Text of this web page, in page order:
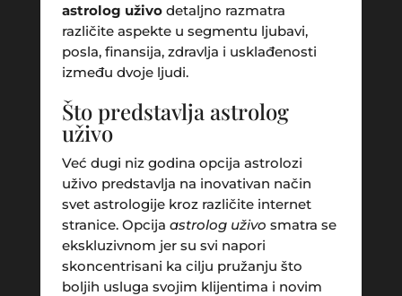
astrolog uživodetaljno razmatra
različite aspekte u segmentu ljubavi,
posla, finansija, zdravlja i usklađenosti
između dvoje ljudi.
Što predstavlja astrolog
uživo
Već dugi niz godina opcija astrolozi
uživo predstavlja na inovativan način
svet astrologije kroz različite internet
stranice. Opcija astrolog uživo smatra se
ekskluzivnom jer su svi napori
skoncentrisani ka cilju pružanju što
boljih usluga svojim klijentima i novim